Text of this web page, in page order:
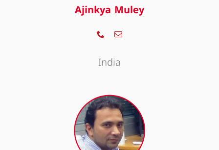
Ajinkya Muley
India